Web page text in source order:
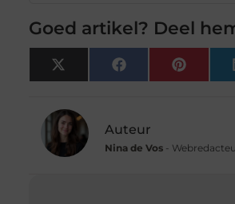
Goed artikel? Deel
X
(Twitter)
Facebook
Auteur
Nina de Vos-